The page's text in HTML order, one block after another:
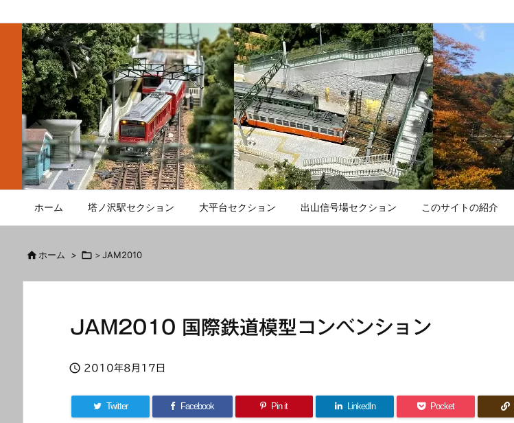
ホーム 塔ノ沢駅セクション 大平台セクション 出山信号場セクション このサイトの紹介
 ホーム >  ＞JAM2010
JAM2010 国際鉄道模型コンベンション
 2010年8月17日
Twitter Facebook Pin it LinkedIn Pocket